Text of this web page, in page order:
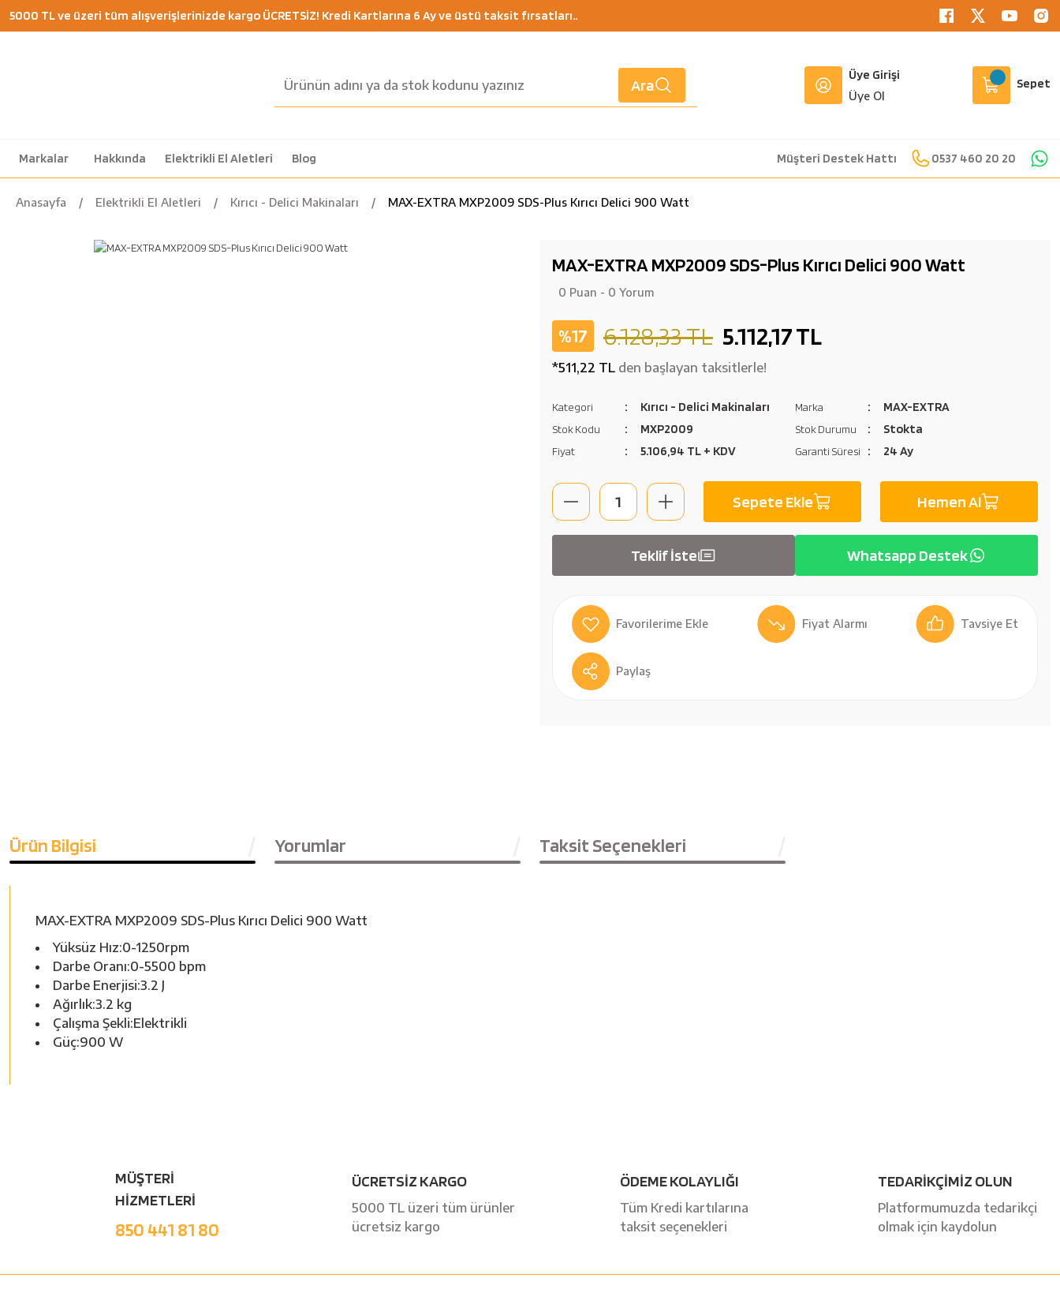
5000 TL ve üzeri tüm alışverişlerinizde kargo ÜCRETSİZ! Kredi Kartlarına 6 Ay ve üstü taksit fırsatları..
Ara
Üye Girişi
Üye Ol
Sepet
Markalar Hakkında Elektrikli El Aletleri Blog Müşteri Destek Hattı 0537 460 20 20
Anasayfa Elektrikli El Aletleri Kırıcı - Delici Makinaları MAX-EXTRA MXP2009 SDS-Plus Kırıcı Delici 900 Watt
MAX-EXTRA MXP2009 SDS-Plus Kırıcı Delici 900 Watt
0 Puan - 0 Yorum
%17 6.128,33 TL 5.112,17 TL
*511,22 TL den başlayan taksitlerle!
Kategori Kırıcı - Delici Makinaları Marka MAX-EXTRA
Stok Kodu MXP2009 Stok Durumu Stokta
Fiyat 5.106,94 TL + KDV Garanti Süresi 24 Ay
Sepete Ekle Hemen Al
Teklif İste Whatsapp Destek
Fiyat Alarmı Tavsiye Et
Paylaş
Ürün Bilgisi Yorumlar Taksit Seçenekleri
MAX-EXTRA MXP2009 SDS-Plus Kırıcı Delici 900 Watt
Yüksüz Hız:0-1250rpm
Darbe Oranı:0-5500 bpm
Darbe Enerjisi:3.2 J
Ağırlık:3.2 kg
Çalışma Şekli:Elektrikli
Güç:900 W
MÜŞTERİ
HİZMETLERİ
850 441 81 80
ÜCRETSİZ KARGO
5000 TL üzeri tüm ürünler
ücretsiz kargo
ÖDEME KOLAYLIĞI
Tüm Kredi kartılarına
taksit seçenekleri
TEDARİKÇİMİZ OLUN
Platformumuzda tedarikçi
olmak için kaydolun